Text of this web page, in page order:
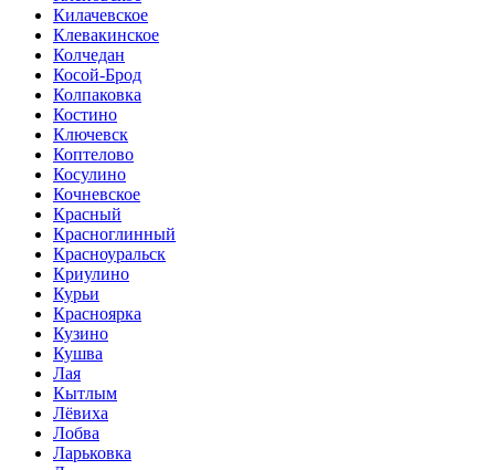
Килачевское
Клевакинское
Колчедан
Косой-Брод
Колпаковка
Костино
Ключевск
Коптелово
Косулино
Кочневское
Красный
Красноглинный
Красноуральск
Криулино
Курьи
Красноярка
Кузино
Кушва
Лая
Кытлым
Лёвиха
Лобва
Ларьковка